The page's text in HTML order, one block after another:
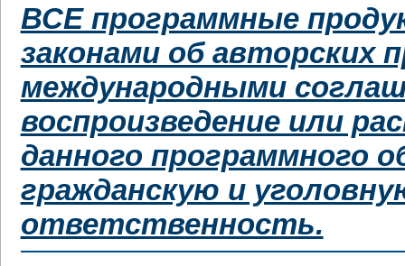
ВСЕ программные
законами об авторских
международными
воспроизведение или
данного программного
гражданскую и
ответственность.